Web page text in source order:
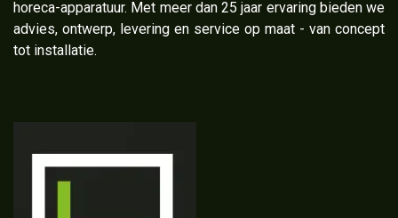
horeca-apparatuur. Met meer dan 25 jaar ervaring bieden we
advies, ontwerp, levering en service op maat - van concept
tot installatie.